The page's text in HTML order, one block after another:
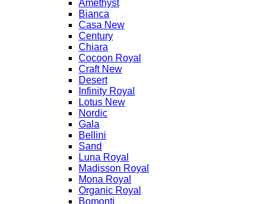
Amethyst
Bianca
Casa New
Century
Chiara
Cocoon Royal
Craft New
Desert
Infinity Royal
Lotus New
Nordic
Gala
Bellini
Sand
Luna Royal
Madisson Royal
Mona Royal
Organic Royal
Bomonti